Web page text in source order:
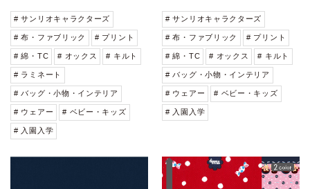
# サンリオキャラクターズ
# 布・ファブリック # プリント
# 綿・TC # オックス # キルト
# ラミネート
# バッグ・小物・インテリア
# ウェアー # ベビー・キッズ
# 入園入学
# サンリオキャラクターズ
# 布・ファブリック # プリント
# 綿・TC # オックス # キルト
# バッグ・小物・インテリア
# ウェアー # ベビー・キッズ
# 入園入学